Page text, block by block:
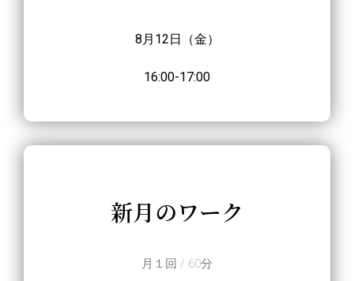
8月12日（金）
16:00-17:00
新月のワーク
月１回 / 60分